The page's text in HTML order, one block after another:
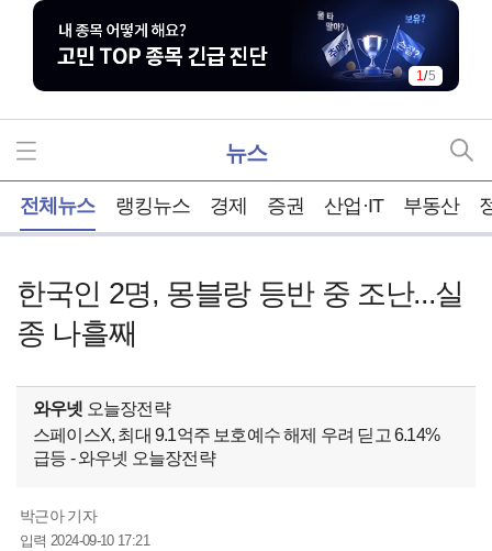
1/5
뉴스
전체뉴스 랭킹뉴스 경제 증권 산업·IT 부동산
한국인 2명, 몽블랑 등반 중 조난...실
종 나흘째
와우넷 오늘장전략
스페이스X, 최대 9.1억주 보호예수 해제 우려 딛고 6.14%
급등 - 와우넷 오늘장전략
박근아 기자
입력2024-09-10 17:21